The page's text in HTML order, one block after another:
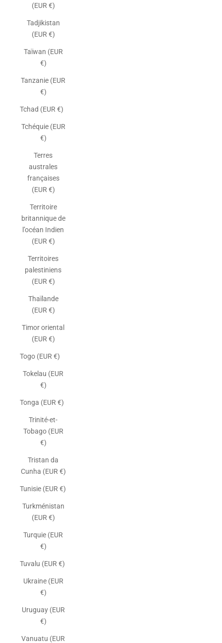
(EUR €)
Tadjikistan
(EUR €)
Taïwan (EUR
€)
Tanzanie (EUR
€)
Tchad (EUR €)
Tchéquie (EUR
€)
Terres
australes
françaises
(EUR €)
Territoire
britannique de
l’océan Indien
(EUR €)
Territoires
palestiniens
(EUR €)
Thaïlande
(EUR €)
Timor oriental
(EUR €)
Togo (EUR €)
Tokelau (EUR
€)
Tonga (EUR €)
Trinité-et-
Tobago (EUR
€)
Tristan da
Cunha (EUR €)
Tunisie (EUR €)
Turkménistan
(EUR €)
Turquie (EUR
€)
Tuvalu (EUR €)
Ukraine (EUR
€)
Uruguay (EUR
€)
Vanuatu (EUR